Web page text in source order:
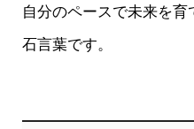
自分のペースで未来を育
石言葉です。